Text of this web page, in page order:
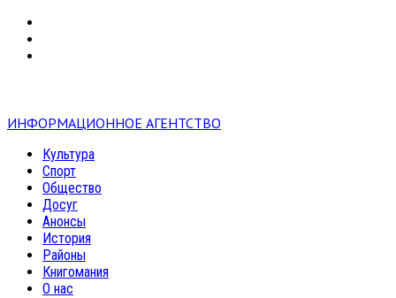
ИНФОРМАЦИОННОЕ АГЕНТСТВО
Культура
Спорт
Общество
Досуг
Анонсы
История
Районы
Книгомания
О нас